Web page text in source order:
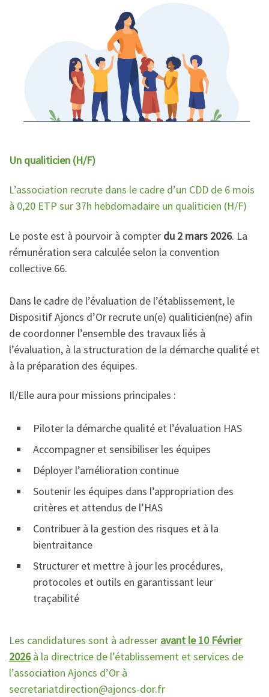
Un qualiticien (H/F)
L’association recrute dans le cadre d’un CDD de 6 mois
à 0,20 ETP sur 37h hebdomadaire un qualiticien (H/F)
Le poste est à pourvoir à compter du 2 mars 2026. La
rémunération sera calculée selon la convention
collective 66.
Dans le cadre de l’évaluation de l’établissement, le
Dispositif Ajoncs d’Or recrute un(e) qualiticien(ne) afin
de coordonner l’ensemble des travaux liés à
l’évaluation, à la structuration de la démarche qualité et
à la préparation des équipes.
Il/Elle aura pour missions principales :
Piloter la démarche qualité et l’évaluation HAS
Accompagner et sensibiliser les équipes
Déployer l’amélioration continue
Soutenir les équipes dans l’appropriation des
critères et attendus de l’HAS
Contribuer à la gestion des risques et à la
bientraitance
Structurer et mettre à jour les procédures,
protocoles et outils en garantissant leur
traçabilité
Les candidatures sont à adresser avant le 10 Février
2026à la directrice de l’établissement et services de
l’association Ajoncs d’Or à
secretariatdirection@ajoncs-dor.fr